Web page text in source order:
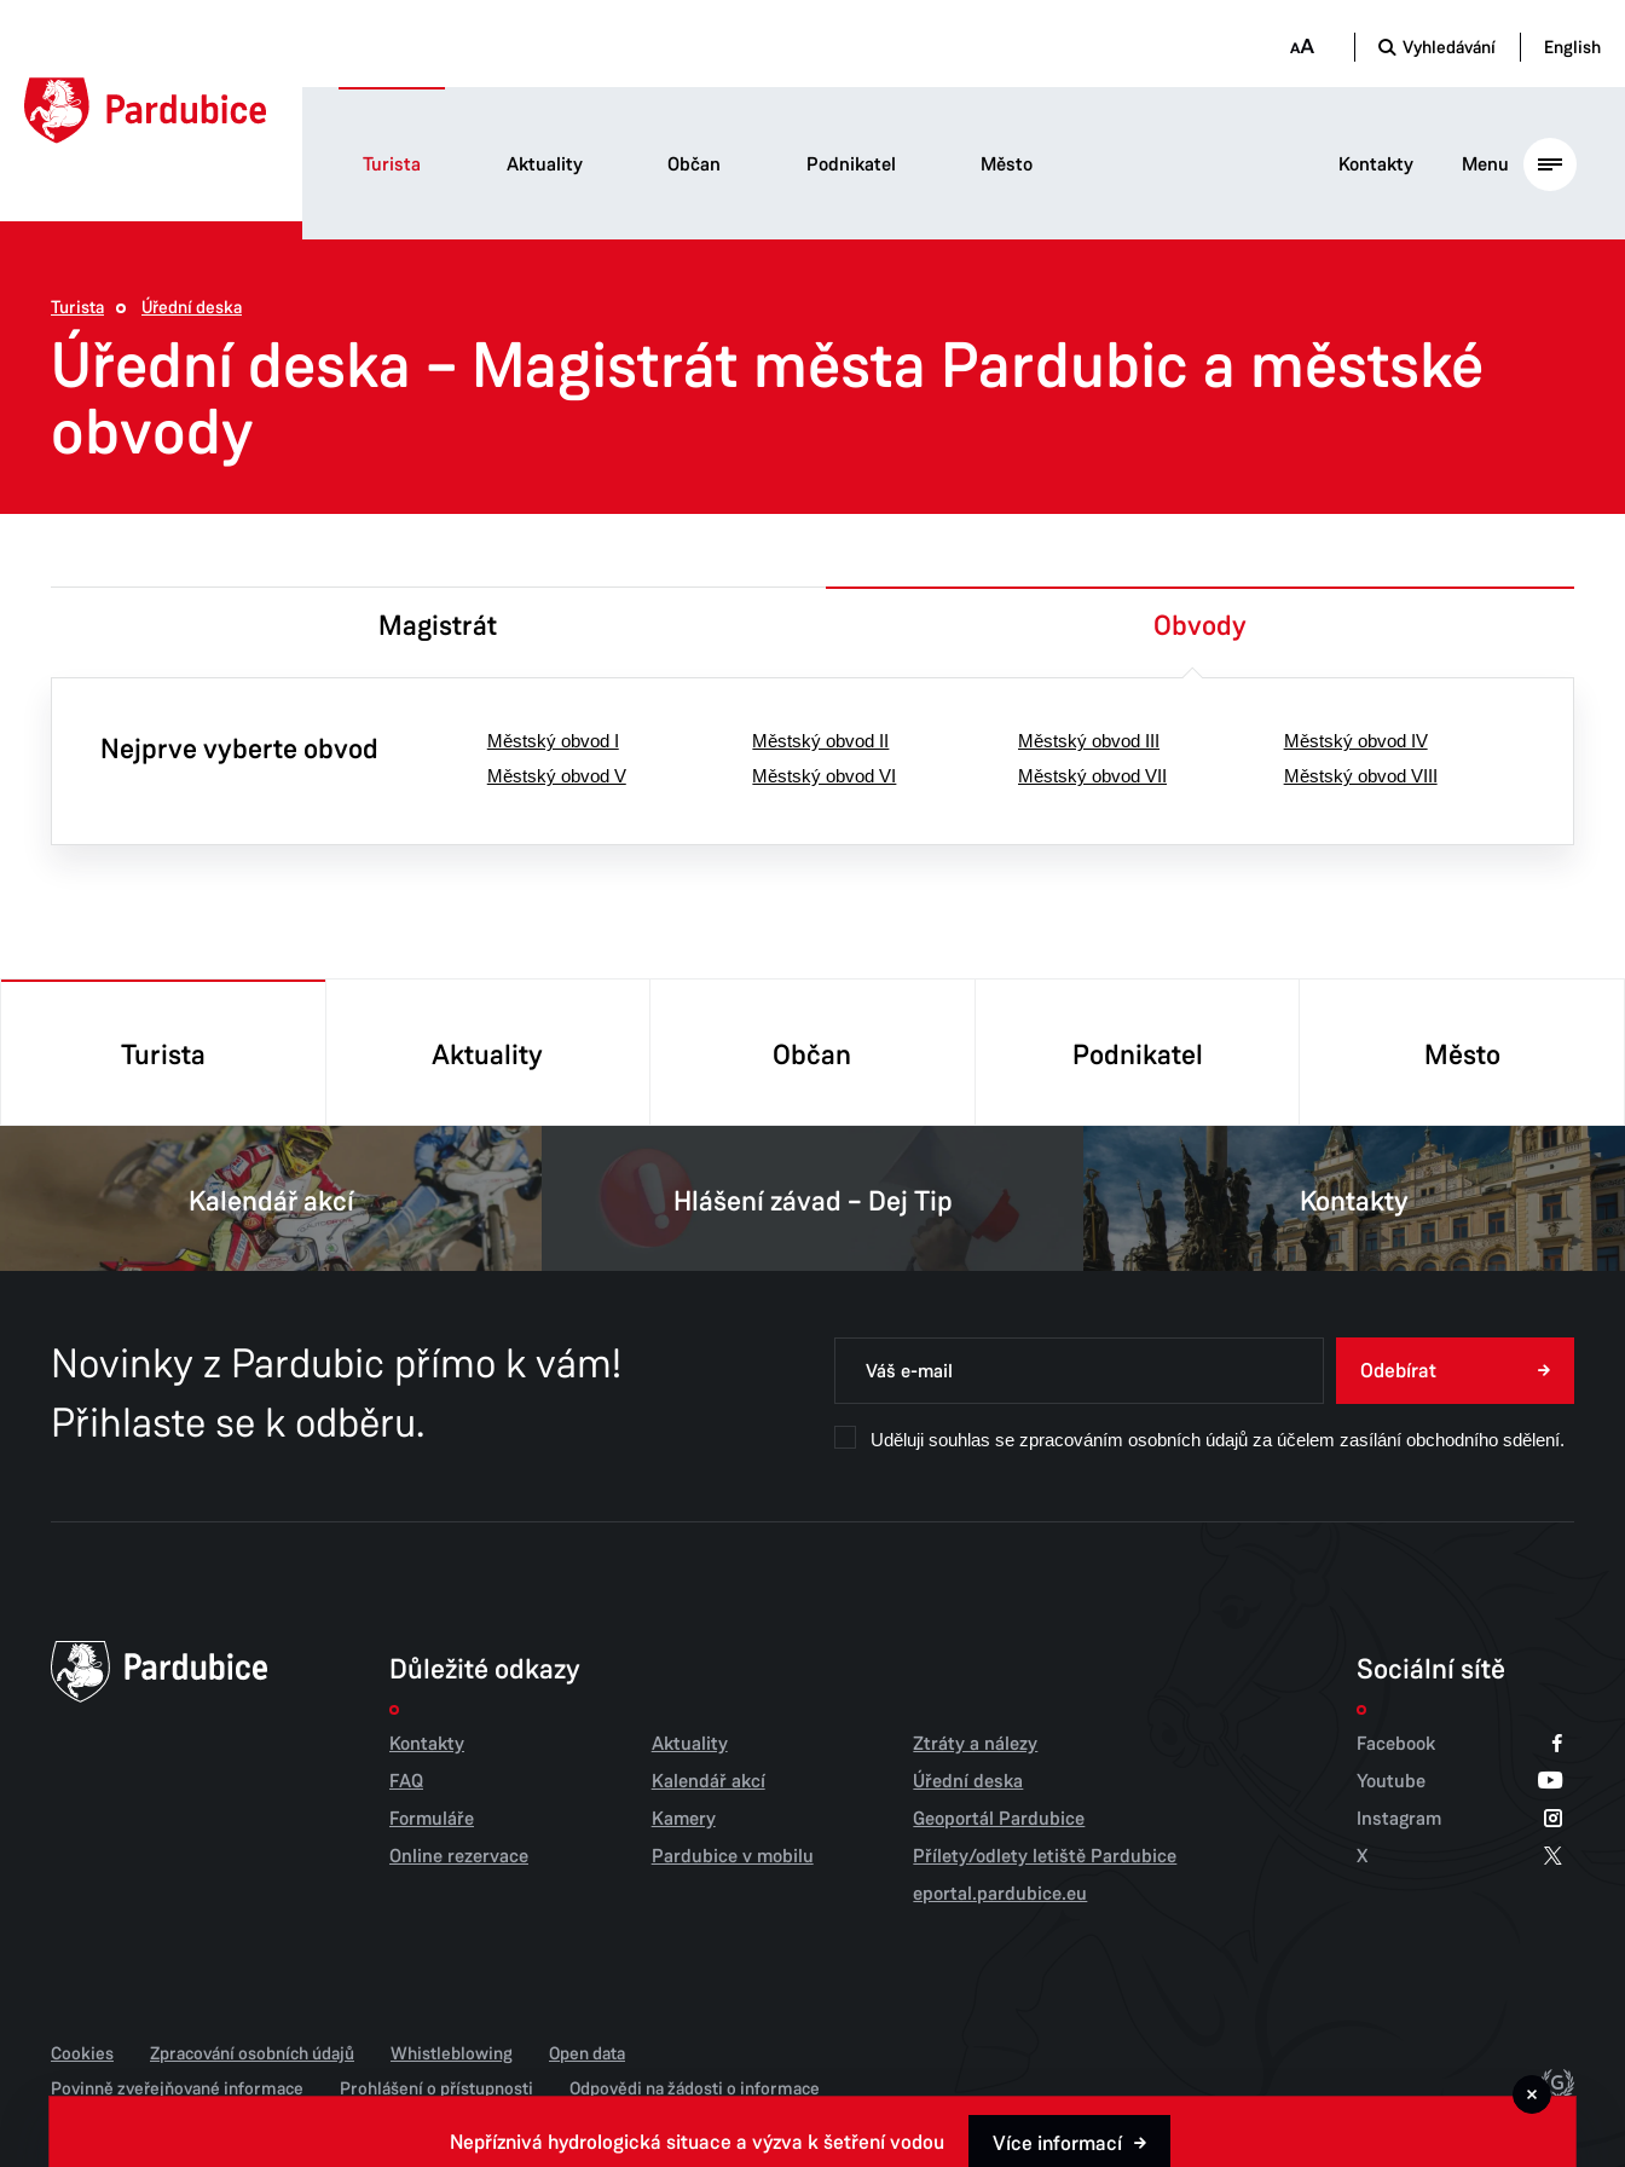
Vyhledávání English
Turista Aktuality Občan Podnikatel Město Kontakty Menu
Turista Úřední deska
Úřední deska – Magistrát města Pardubic a městské
obvody
Magistrát Obvody
Nejprve vyberte obvod Městský obvod I Městský obvod II Městský obvod III
Městský obvod IV
Městský obvod V
Městský obvod VI Městský obvod VII Městský obvod VIII
Turista Aktuality Občan Podnikatel Město
Kalendář akcí Hlášení závad – Dej Tip Kontakty
Novinky z Pardubic přímo k vám!
Přihlaste se k odběru.
Odebírat
Uděluji souhlas se zpracováním osobních údajů za účelem zasílání obchodního sdělení.
Sociální sítě
Facebook
Youtube
Instagram
X
Důležité odkazy
Kontakty
FAQ
Formuláře
Online rezervace
Aktuality
Kalendář akcí
Kamery
Pardubice v mobilu
Ztráty a nálezy
Úřední deska
Geoportál Pardubice
Přílety/odlety letiště Pardubice
eportal.pardubice.eu
Cookies Zpracování osobních údajů Whistleblowing
Open data
Povinně zveřejňované informace
Prohlášení o přístupnosti
Odpovědi na žádosti o informace
Nepříznivá hydrologická situace a výzva k šetření vodou Více informací